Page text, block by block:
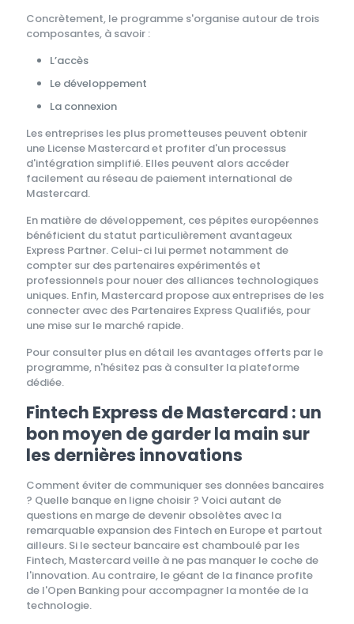
Concrètement, le programme s'organise autour de trois
composantes, à savoir :
L’accès
Le développement
La connexion
Les entreprises les plus prometteuses peuvent obtenir
une License Mastercard et profiter d'un processus
d'intégration simplifié. Elles peuvent alors accéder
facilement au réseau de paiement international de
Mastercard.
En matière de développement, ces pépites européennes
bénéficient du statut particulièrement avantageux
Express Partner. Celui-ci lui permet notamment de
compter sur des partenaires expérimentés et
professionnels pour nouer des alliances technologiques
uniques. Enfin, Mastercard propose aux entreprises de les
connecter avec des Partenaires Express Qualifiés, pour
une mise sur le marché rapide.
Pour consulter plus en détail les avantages offerts par le
programme, n'hésitez pas à consulter la plateforme
dédiée.
Fintech Express de Mastercard : un
bon moyen de garder la main sur
les dernières innovations
Comment éviter de communiquer ses données bancaires
? Quelle banque en ligne choisir ? Voici autant de
questions en marge de devenir obsolètes avec la
remarquable expansion des Fintech en Europe et partout
ailleurs. Si le secteur bancaire est chamboulé par les
Fintech, Mastercard veille à ne pas manquer le coche de
l'innovation. Au contraire, le géant de la finance profite
de l'Open Banking pour accompagner la montée de la
technologie.